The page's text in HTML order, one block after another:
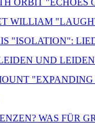
ORBIT "ECHOES
WILLIAM
"ISOLATION":
UND
WAS FÜR